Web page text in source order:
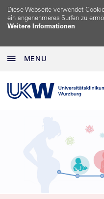
Diese Webseite verwendet
ein angenehmeres Surfen zu
Weitere Informationen
MENU